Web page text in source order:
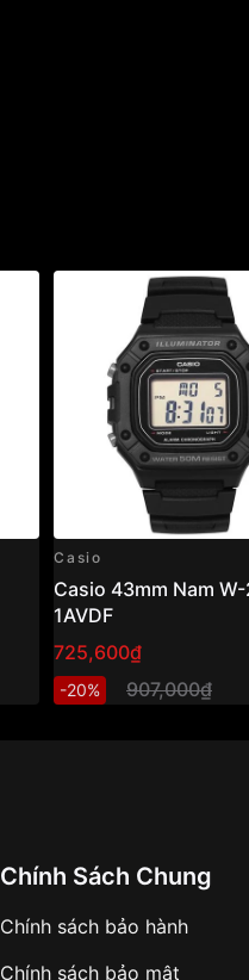
Casio
Casio 43mm Nam
1AVDF
725,600₫
-20% 907,000₫
Chính Sách Chung
Chính sách bảo hành
Chính sách bảo mật